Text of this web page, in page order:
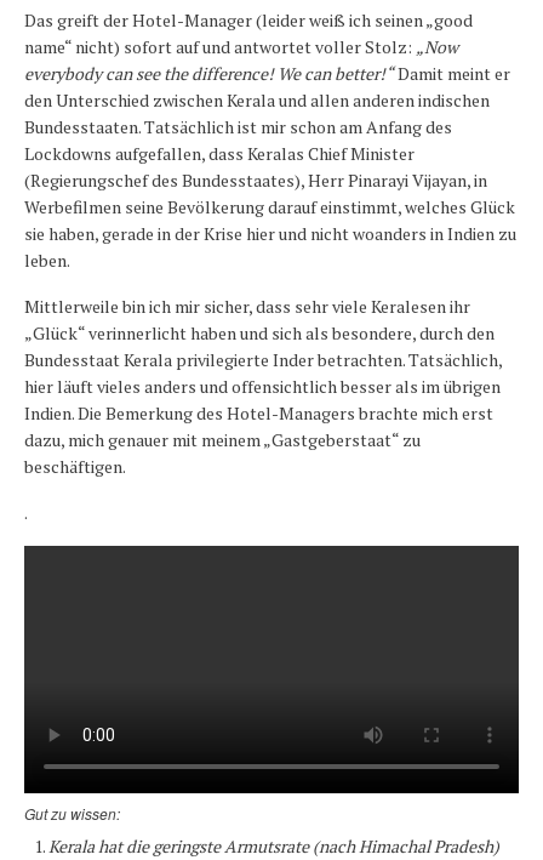
Das greift der Hotel-Manager (leider weiß ich seinen „good
name“ nicht) sofort auf und antwortet voller Stolz: „Now
everybody can see the difference! We can better!“Damit meint er
den Unterschied zwischen Kerala und allen anderen indischen
Bundesstaaten. Tatsächlich ist mir schon am Anfang des
Lockdowns aufgefallen, dass Keralas Chief Minister
(Regierungschef des Bundesstaates), Herr Pinarayi Vijayan, in
Werbefilmen seine Bevölkerung darauf einstimmt, welches Glück
sie haben, gerade in der Krise hier und nicht woanders in Indien zu
leben.
Mittlerweile bin ich mir sicher, dass sehr viele Keralesen ihr
„Glück“ verinnerlicht haben und sich als besondere, durch den
Bundesstaat Kerala privilegierte Inder betrachten. Tatsächlich,
hier läuft vieles anders und offensichtlich besser als im übrigen
Indien. Die Bemerkung des Hotel-Managers brachte mich erst
dazu, mich genauer mit meinem „Gastgeberstaat“ zu
beschäftigen.
.
Gut zu wissen:
Kerala hat die geringste Armutsrate (nach Himachal Pradesh)